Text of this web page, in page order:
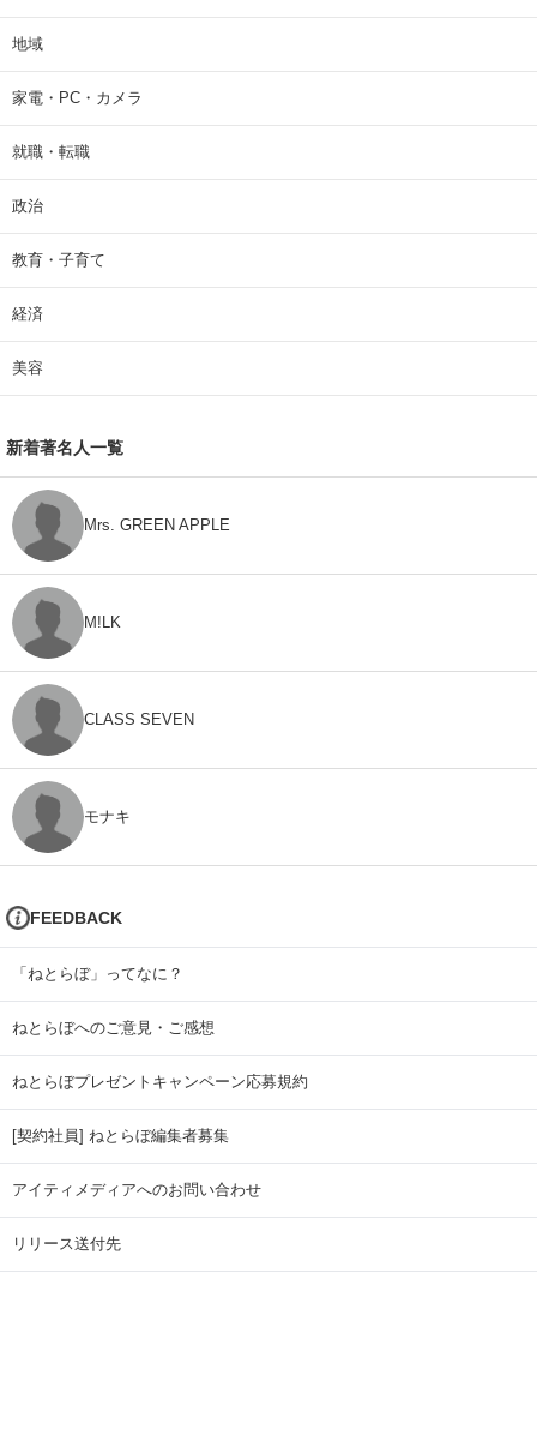
地域
家電・PC・カメラ
就職・転職
政治
教育・子育て
経済
美容
新着著名人一覧
Mrs. GREEN APPLE
M!LK
CLASS SEVEN
モナキ
FEEDBACK
「ねとらぼ」ってなに？
ねとらぼへのご意見・ご感想
ねとらぼプレゼントキャンペーン応募規約
[契約社員] ねとらぼ編集者募集
アイティメディアへのお問い合わせ
リリース送付先